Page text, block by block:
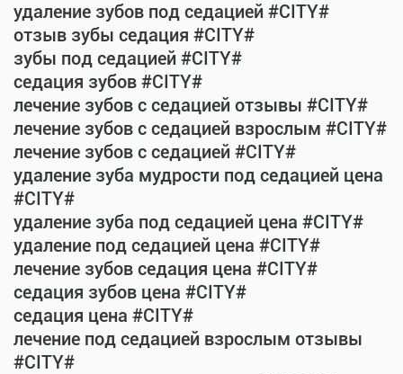
удаление зубов под седацией #CITY#
отзыв зубы седация #CITY#
зубы под седацией #CITY#
седация зубов #CITY#
лечение зубов с седацией отзывы #CITY#
лечение зубов с седацией взрослым #CITY#
лечение зубов с седацией #CITY#
удаление зуба мудрости под седацией цена
#CITY#
удаление зуба под седацией цена #CITY#
удаление под седацией цена #CITY#
лечение зубов седация цена #CITY#
седация зубов цена #CITY#
седация цена #CITY#
лечение под седацией взрослым отзывы
#CITY#